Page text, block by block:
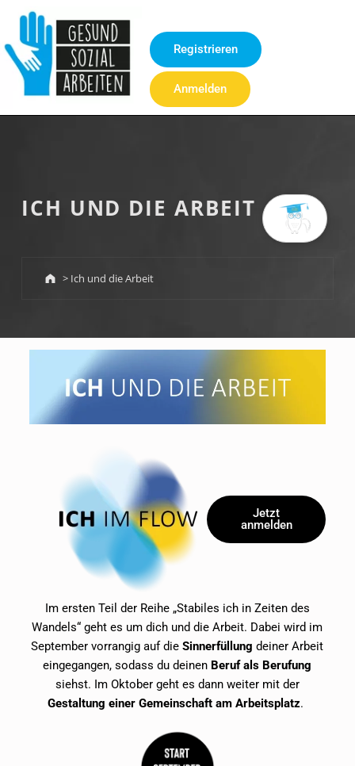
springen
Registrieren
Anmelden
ICH UND DIE ARBEIT
> Ich und die Arbeit
Jetzt
anmelden
Im ersten Teil der Reihe „Stabiles ich in Zeiten des
Wandels“ geht es um dich und die Arbeit. Dabei wird im
September vorrangig auf dieSinnerfüllung deiner Arbeit
eingegangen, sodass du deinen Beruf als Berufung
siehst. Im Oktober geht es dann weiter mit der
Gestaltung einer Gemeinschaft am Arbeitsplatz.